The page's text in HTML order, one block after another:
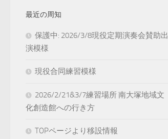
最近の周知
保護中: 2026/3/8現役定期演奏会賛助出
演模様
現役合同練習模様
2026/2/21&3/7練習場所 南大塚地域文
化創造館への行き方
TOPページより移設情報